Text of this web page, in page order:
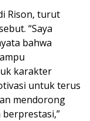
Rison, turut
“Saya
bahwa
karakter
untuk terus
mendorong